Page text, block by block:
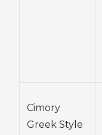
Cimory
Greek Style